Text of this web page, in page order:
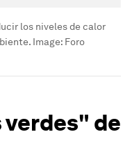
los niveles de calor
Image: Foro
de